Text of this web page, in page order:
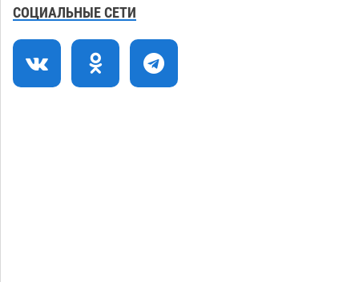
11:45
Астраханские приставы выдворили 12
Шереметьево
11:08
Как астраханцы назвали своих детей в
июле
СОЦИАЛЬНЫЕ СЕТИ